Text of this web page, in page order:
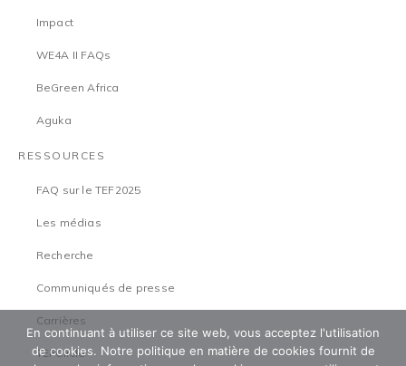
Impact
WE4A II FAQs
BeGreen Africa
Aguka
RESSOURCES
FAQ sur le TEF2025
Les médias
Recherche
Communiqués de presse
Carrières
TEFCircle
En continuant à utiliser ce site web, vous acceptez l'utilisation
de cookies. Notre politique en matière de cookies fournit de